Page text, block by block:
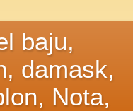
baju,
damask,
Nota,